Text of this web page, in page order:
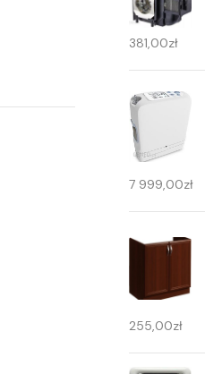
381,00zł
7 999,00zł
255,00zł